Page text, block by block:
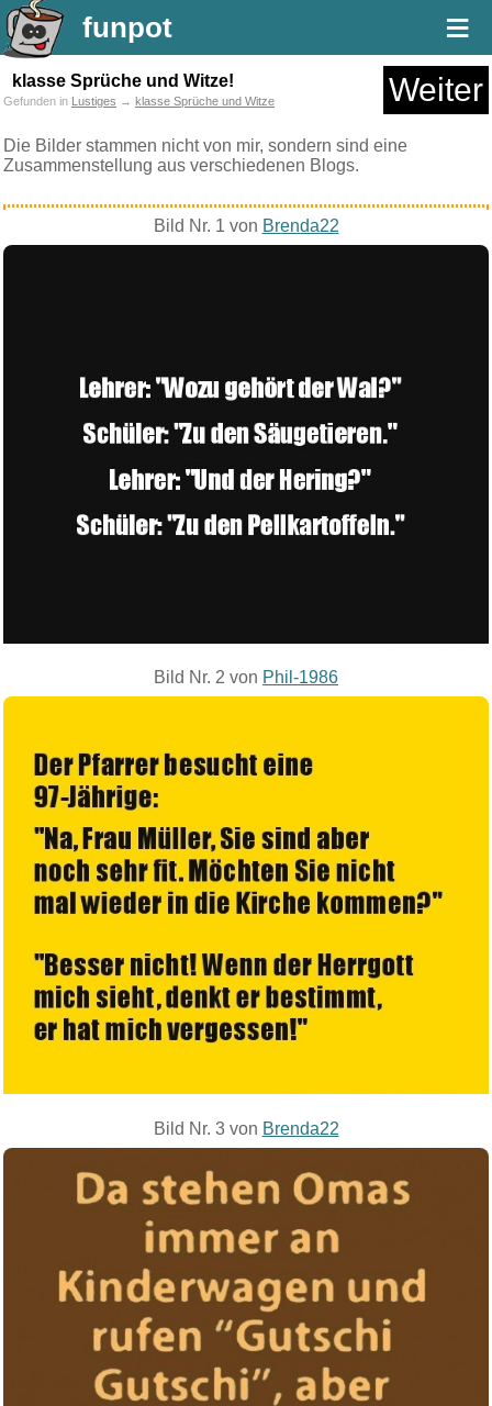
funpot ≡
klasse Sprüche und Witze! Weiter
Gefunden in Lustiges → klasse Sprüche und Witze
Die Bilder stammen nicht von mir, sondern sind eine
Zusammenstellung aus verschiedenen Blogs.
Bild Nr. 1 von Brenda22
Bild Nr. 2 von Phil-1986
Bild Nr. 3 von Brenda22